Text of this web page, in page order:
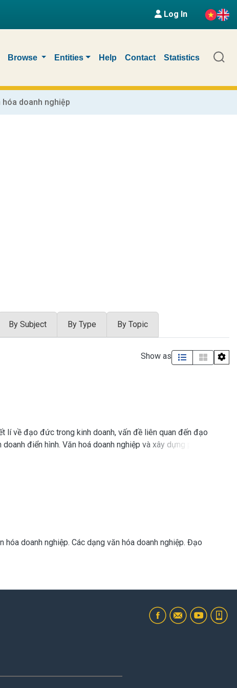
Log In
Browse Entities Help Contact Statistics
hóa doanh nghiệp
By Subject By Type By Topic
Show as
lí về đạo đức trong kinh doanh, vấn đề liên quan đến đạo
điển hình. Văn hoá doanh nghiệp và xây dựng phát
doanh nghiệp. Các dạng văn hóa doanh nghiệp. Đạo